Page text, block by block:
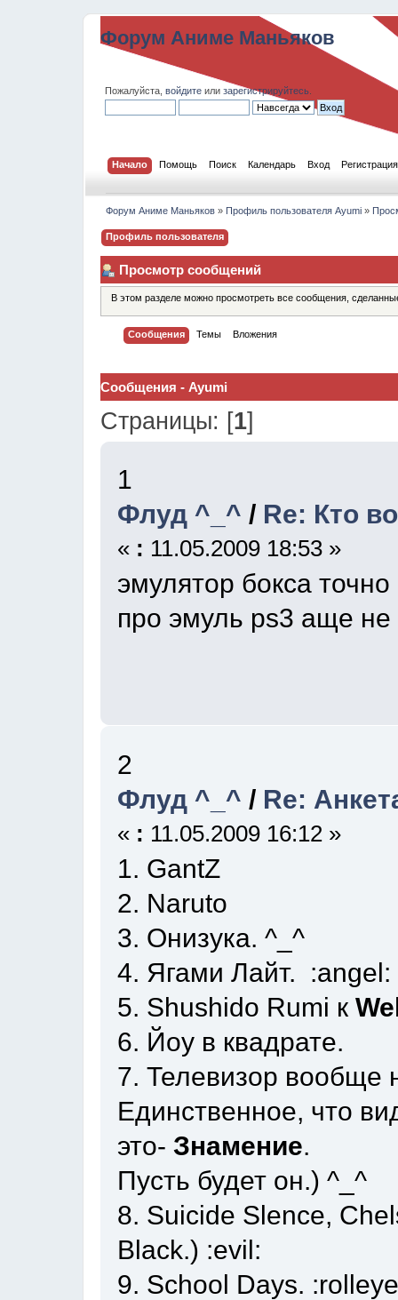
Форум Аниме Маньяков
Пожалуйста,войдите илизарегистрируйтесь
Начало Помощь Поиск Календарь Вход Регистрация
Форум Аниме Маньяков » Профиль пользователя Ayumi »
Профиль пользователя
Просмотр сообщений
В этом разделе можно просмотреть все сообщения,
Сообщения Темы Вложения
Сообщения - Ayumi
Страницы: [1]
1
Флуд ^_^ / Re: Кто
« : 11.05.2009 18:53 »
эмулятор бокса точно
про эмуль ps3 аще
2
Флуд ^_^ / Re:
« : 11.05.2009 16:12 »
1. GantZ
2. Naruto
3. Онизука. ^_^
4. Ягами Лайт. :angel:
5. Shushido Rumi к
6. Йоу в квадрате.
7. Телевизор вообще
Единственное, что
это- Знамение.
Пусть будет он.) ^_^
8. Suicide Slence,
Black.) :evil:
9. School Days.